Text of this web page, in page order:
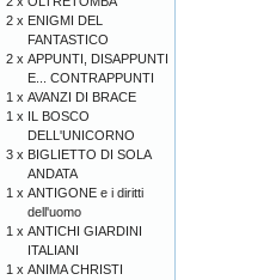
2 x ENIGMI DEL
FANTASTICO
2 x APPUNTI, DISAPPUNTI
E... CONTRAPPUNTI
1 x AVANZI DI BRACE
1 x IL BOSCO
DELL'UNICORNO
3 x BIGLIETTO DI SOLA
ANDATA
1 x ANTIGONE e i diritti
dell'uomo
1 x ANTICHI GIARDINI
ITALIANI
1 x ANIMA CHRISTI